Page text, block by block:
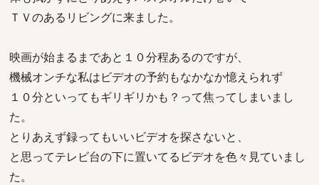
ＴＶのあるリビングに来ました。
映画が始まるまであと１０分程あるのですが、
機械オンチな私はビデオの予約もなかなか憶えられず
１０分といってもギリギリかも？って焦ってしまいまし
た。
とりあえず録ってもいいビデオを探さないと、
と思ってテレビ台の下に置いてるビデオを色々見ていまし
た。